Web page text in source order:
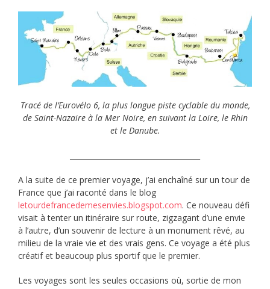
Tracé de l’Eurovélo 6, la plus longue piste cyclable du monde,
de Saint-Nazaire à la Mer Noire, en suivant la Loire, le Rhin
et le Danube.
A la suite de ce premier voyage, j’ai enchaîné sur un tour de
France que j’ai raconté dans le blog
letourdefrancedemesenvies.blogspot.com. Ce nouveau défi
visait à tenter un itinéraire sur route, zigzagant d’une envie
à l’autre, d’un souvenir de lecture à un monument rêvé, au
milieu de la vraie vie et des vrais gens. Ce voyage a été plus
créatif et beaucoup plus sportif que le premier.
Les voyages sont les seules occasions où, sortie de mon